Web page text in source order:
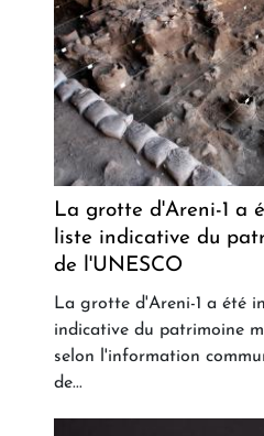
La grotte d'Areni-1 a
liste indicative du
de l'UNESCO
La grotte d'Areni-1 a été
indicative du patrimoine
selon l'information
de...